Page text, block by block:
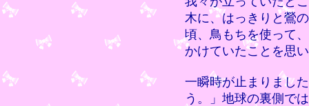
木に、はっきりと鶯
頃、鳥もちを使って
かけていたことを思
一瞬時が止まりまし
う。」地球の裏側で